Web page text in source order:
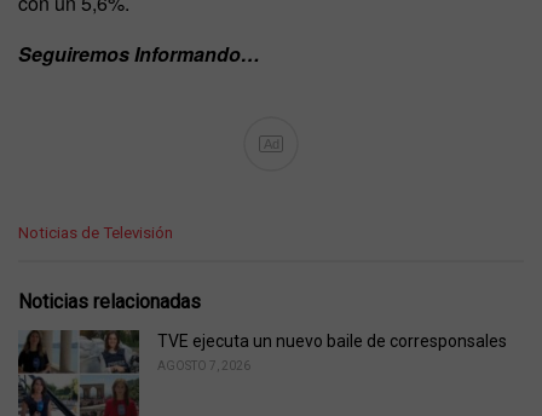
Seguiremos Informando…
Ad
C
e
o
r
i
e
Noticias de Televisión
Noticias relacionadas
TVE ejecuta un nuevo baile de corresponsales
AGOSTO 7, 2026